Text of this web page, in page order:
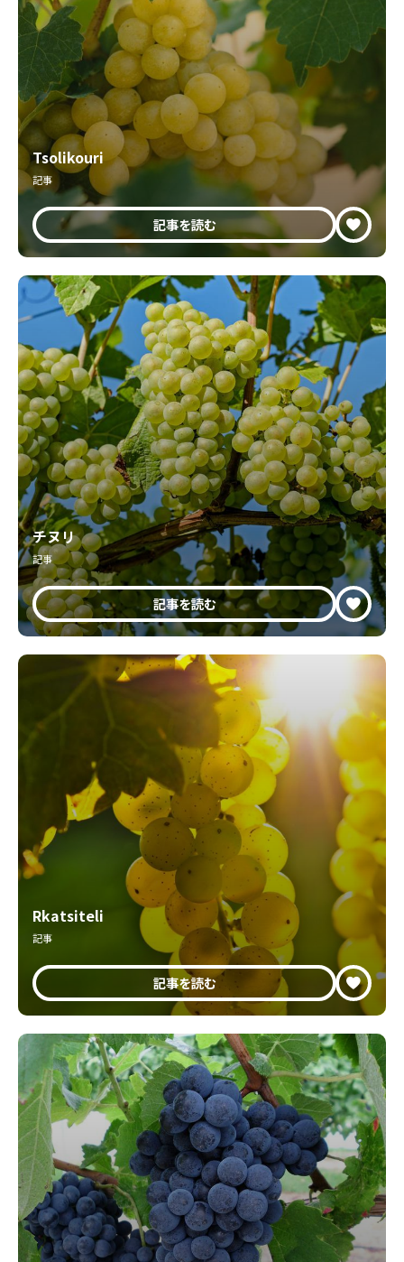
Tsolikouri
記事
記事を読む
チヌリ
記事
記事を読む
Rkatsiteli
記事
記事を読む